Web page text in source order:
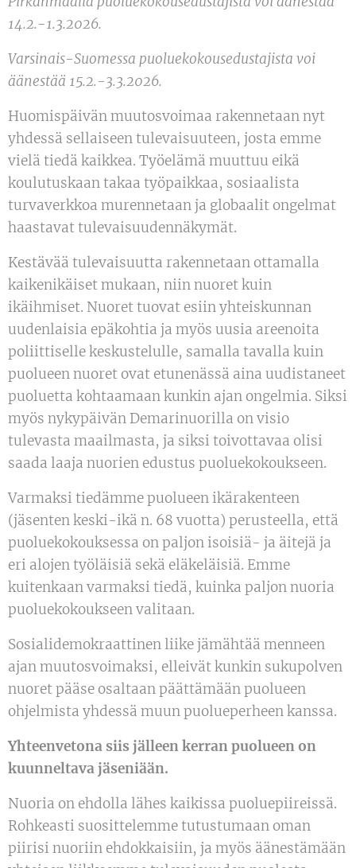
14.2.-1.3.2026.
Varsinais-Suomessa puoluekokousedustajista voi
äänestää 15.2.-3.3.2026.
Huomispäivän muutosvoimaa rakennetaan nyt
yhdessä sellaiseen tulevaisuuteen, josta emme
vielä tiedä kaikkea. Työelämä muuttuu eikä
koulutuskaan takaa työpaikkaa, sosiaalista
turvaverkkoa murennetaan ja globaalit ongelmat
haastavat tulevaisuudennäkymät.
Kestävää tulevaisuutta rakennetaan ottamalla
kaikenikäiset mukaan, niin nuoret kuin
ikäihmiset. Nuoret tuovat esiin yhteiskunnan
uudenlaisia epäkohtia ja myös uusia areenoita
poliittiselle keskustelulle, samalla tavalla kuin
puolueen nuoret ovat etunenässä aina uudistaneet
puoluetta kohtaamaan kunkin ajan ongelmia. Siksi
myös nykypäivän Demarinuorilla on visio
tulevasta maailmasta, ja siksi toivottavaa olisi
saada laaja nuorien edustus puoluekokoukseen.
Varmaksi tiedämme puolueen ikärakenteen
(jäsenten keski-ikä n. 68 vuotta) perusteella, että
puoluekokouksessa on paljon isoisiä- ja äitejä ja
eri alojen työläisiä sekä eläkeläisiä. Emme
kuitenkaan varmaksi tiedä, kuinka paljon nuoria
puoluekokoukseen valitaan.
Sosialidemokraattinen liike jämähtää menneen
ajan muutosvoimaksi, elleivät kunkin sukupolven
nuoret pääse osaltaan päättämään puolueen
ohjelmista yhdessä muun puolueperheen kanssa.
Yhteenvetona siis jälleen kerran puolueen on
kuunneltava jäseniään.
Nuoria on ehdolla lähes kaikissa puoluepiireissä.
Rohkeasti suosittelemme tutustumaan oman
piirisi nuoriin ehdokkaisiin, ja myös äänestämään